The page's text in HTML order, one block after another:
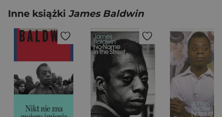
Inne książki James Baldwin